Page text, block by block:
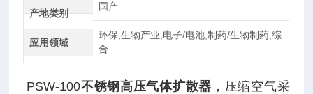
产地类别
国产
应用领域
环保,生物产业,电子/电池,制药/生物制药,综
合
PSW-100不锈钢高压气体扩散器 ，压缩空气采